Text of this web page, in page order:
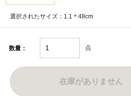
選択されたサイズ：1.1＊48cm
数量： 点
在庫がありません